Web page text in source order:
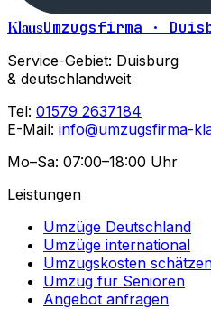
KlausUmzugsfirma ·
Service-Gebiet: Duisburg
& deutschlandweit
Tel: 01579 2637184
E-Mail: info@umzugsfirma-
Mo–Sa: 07:00–18:00 Uhr
Leistungen
Umzüge Deutschland
Umzüge international
Umzugskosten
Umzug für Senioren
Angebot anfragen